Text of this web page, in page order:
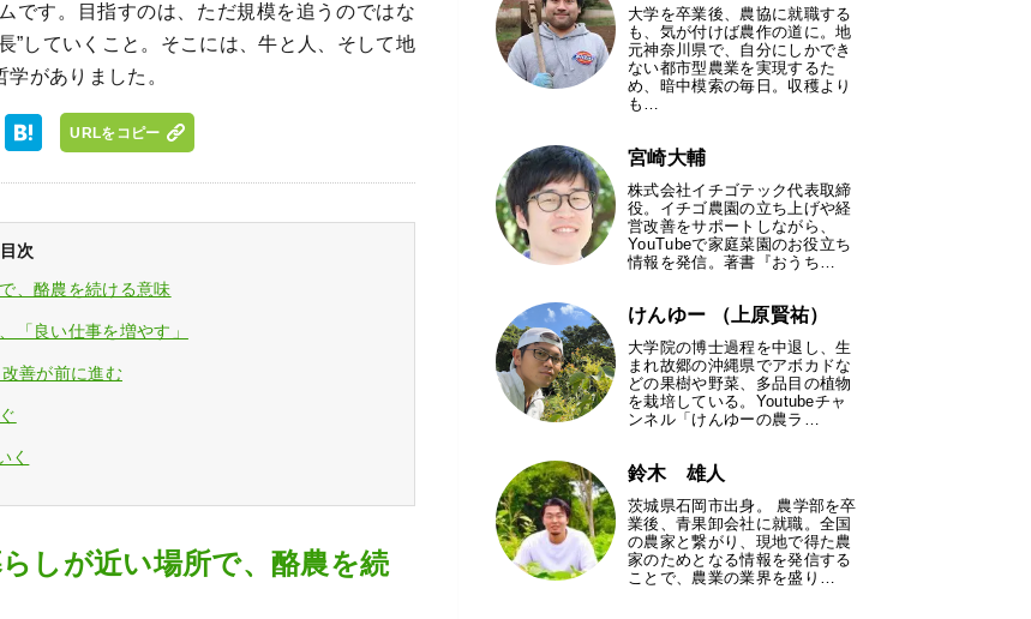
です。目指すのは、ただ規模を追うのではな
”していくこと。そこには、牛と人、そして地
がありました。
URLをコピー
目次
、酪農を続ける意味
「良い仕事を増やす」
善が前に進む
く
しが近い場所で、酪農を続
大学を卒業後、農協に就職する
も、気が付けば農作の道に。地
元神奈川県で、自分にしかでき
ない都市型農業を実現するた
め、暗中模索の毎日。収穫より
も…
宮崎大輔
株式会社イチゴテック代表取締
役。イチゴ農園の立ち上げや経
営改善をサポートしながら、
YouTubeで家庭菜園のお役立ち
情報を発信。著書『おうち…
けんゆー （上原賢祐）
大学院の博士過程を中退し、生
まれ故郷の沖縄県でアボカドな
どの果樹や野菜、多品目の植物
を栽培している。Youtubeチャ
ンネル「けんゆーの農ラ…
鈴木 雄人
茨城県石岡市出身。 農学部を卒
業後、青果卸会社に就職。全国
の農家と繋がり、現地で得た農
家のためとなる情報を発信する
ことで、農業の業界を盛り…